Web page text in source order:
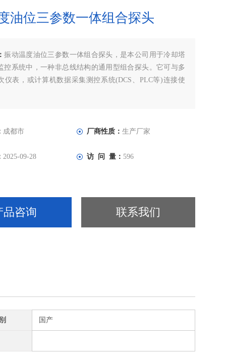
油位三参数一体组合探头
振动温度油位三参数一体组合探头，是本公司用于冷却塔
控系统中，一种非总线结构的通用型组合探头。它可与多
仪表，或计算机数据采集测控系统(DCS、PLC等)连接使
成都市 厂商性质： 生产厂家
2025-09-28 访 问 量： 596
品咨询 联系我们
国产